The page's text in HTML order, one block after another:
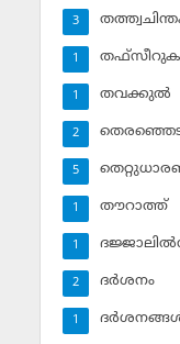
3
1
തവക്കുല്‍
1
2
5
തൗറാത്ത്
1
1
ദര്‍ശനം
2
1